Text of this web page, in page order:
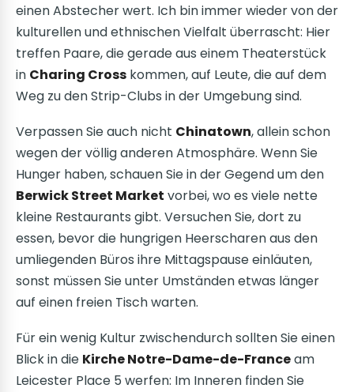
einen Abstecher wert. Ich bin immer wieder von der
kulturellen und ethnischen Vielfalt überrascht: Hier
treffen Paare, die gerade aus einem Theaterstück
in Charing Cross kommen, auf Leute, die auf dem
Weg zu den Strip-Clubs in der Umgebung sind.
Verpassen Sie auch nicht Chinatown, allein schon
wegen der völlig anderen Atmosphäre. Wenn Sie
Hunger haben, schauen Sie in der Gegend um den
Berwick Street Market vorbei, wo es viele nette
kleine Restaurants gibt. Versuchen Sie, dort zu
essen, bevor die hungrigen Heerscharen aus den
umliegenden Büros ihre Mittagspause einläuten,
sonst müssen Sie unter Umständen etwas länger
auf einen freien Tisch warten.
Für ein wenig Kultur zwischendurch sollten Sie einen
Blick in die Kirche Notre-Dame-de-Franceam
Leicester Place 5 werfen: Im Inneren finden Sie